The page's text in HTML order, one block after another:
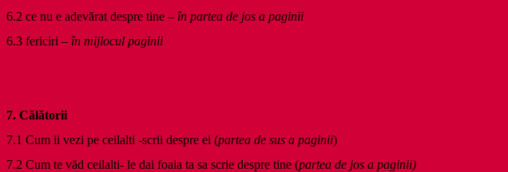
6.2 ce nu e adevărat despre tine – în partea de jos a paginii
6.3 fericiri – în mijlocul paginii
7. Călătorii
7.1 Cum ii vezi pe ceilalti -scrii despre ei (partea de sus a paginii)
7.2 Cum te văd ceilalti- le dai foaia ta sa scrie despre tine (partea de jos a paginii)